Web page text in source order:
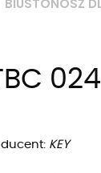
BIUSTONOSZ
024
KEY